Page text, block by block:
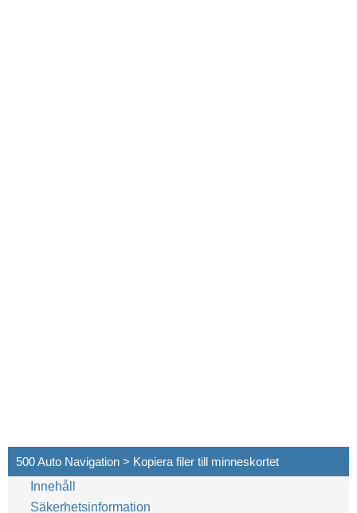
500 Auto Navigation > Kopiera filer till minneskortet
Innehåll
Säkerhetsinformation